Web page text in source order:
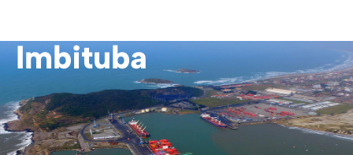
Imbituba